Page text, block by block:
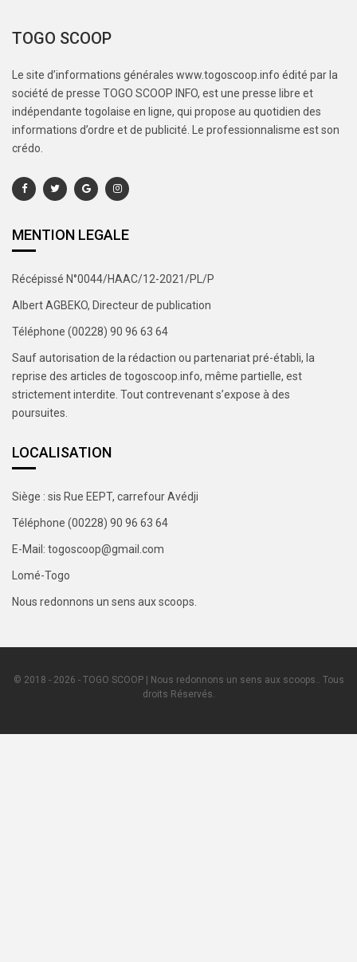
TOGO SCOOP
Le site d’informations générales www.togoscoop.info édité par la
société de presse TOGO SCOOP INFO, est une presse libre et
indépendante togolaise en ligne, qui propose au quotidien des
informations d’ordre et de publicité. Le professionnalisme est son
crédo.
MENTION LEGALE
Récépissé N°0044/HAAC/12-2021/PL/P
Albert AGBEKO, Directeur de publication
Téléphone (00228) 90 96 63 64
Sauf autorisation de la rédaction ou partenariat pré-établi, la
reprise des articles de togoscoop.info, même partielle, est
strictement interdite. Tout contrevenant s’expose à des
poursuites.
LOCALISATION
Siège : sis Rue EEPT, carrefour Avédji
Téléphone (00228) 90 96 63 64
E-Mail: togoscoop@gmail.com
Lomé-Togo
Nous redonnons un sens aux scoops.
© 2018 - 2026 - TOGO SCOOP | Nous redonnons un sens aux scoops.. Tous
droits Réservés.